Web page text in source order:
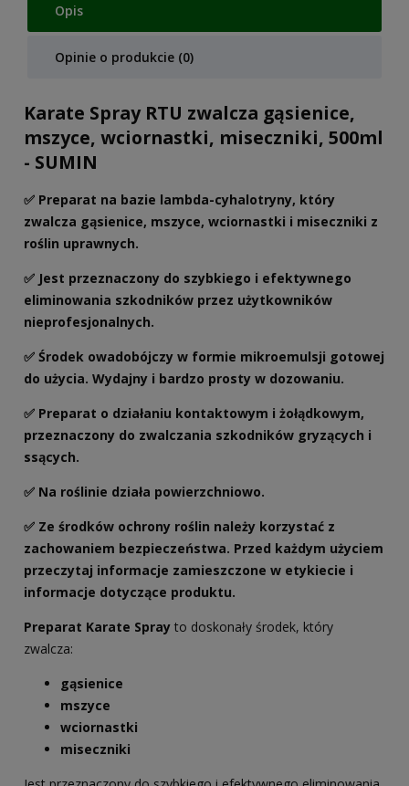
Opis
Opinie o produkcie (0)
Karate Spray RTU zwalcza gąsienice,
mszyce, wciornastki, miseczniki, 500ml
- SUMIN
✅ Preparat na bazie lambda-cyhalotryny, który
zwalcza gąsienice, mszyce, wciornastki i miseczniki z
roślin uprawnych.
✅ Jest przeznaczony do szybkiego i efektywnego
eliminowania szkodników przez użytkowników
nieprofesjonalnych.
✅ Środek owadobójczy w formie mikroemulsji gotowej
do użycia. Wydajny i bardzo prosty w dozowaniu.
✅ Preparat o działaniu kontaktowym i żołądkowym,
przeznaczony do zwalczania szkodników gryzących i
ssących.
✅ Na roślinie działa powierzchniowo.
✅ Ze środków ochrony roślin należy korzystać z
zachowaniem bezpieczeństwa. Przed każdym użyciem
przeczytaj informacje zamieszczone w etykiecie i
informacje dotyczące produktu.
Preparat Karate Spray to doskonały środek, który
zwalcza:
gąsienice
mszyce
wciornastki
miseczniki